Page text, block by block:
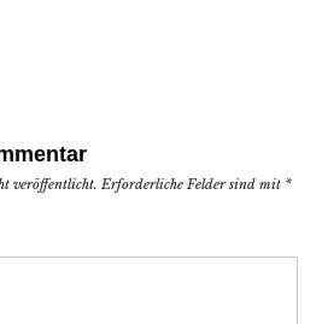
veröffentlicht. Erforderliche Felder sind mit *